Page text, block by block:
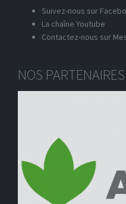
Suivez-nous sur
La chaîne Youtube
Contactez-nous sur
NOS PARTENAIRES